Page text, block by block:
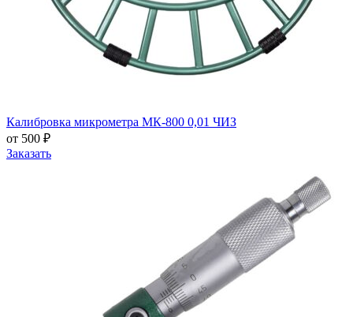
Калибровка микрометра МК-800 0,01 ЧИЗ
от 500 ₽
Заказать